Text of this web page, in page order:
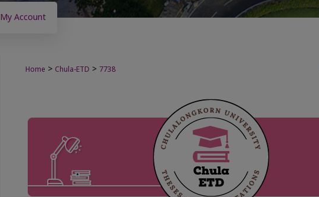
My Account
Home > Chula-ETD > 7738